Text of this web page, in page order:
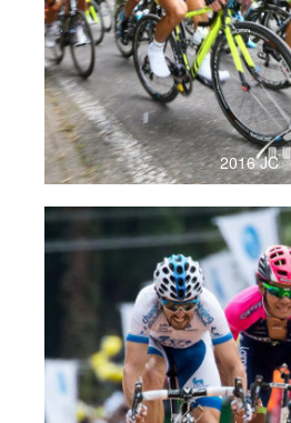
2016 JC